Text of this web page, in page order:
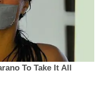
To Take It All